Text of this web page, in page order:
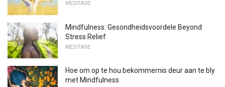
MEDITASIE
Mindfulness: Gesondheidsvoordele Beyond
Stress Relief
MEDITASIE
Hoe om op te hou bekommernis deur aan te bly
met Mindfulness